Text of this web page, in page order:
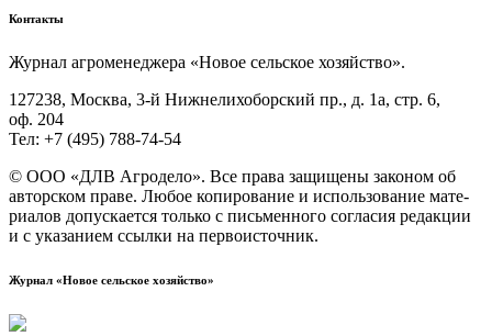
Контакты
Жур­нал агро­ме­не­дже­ра «Новое сель­ское хозяйство».
127238, Москва, 3‑й Ниж­не­ли­хо­бор­ский пр., д. 1а, стр. 6,
оф. 204
Тел: +7 (495) 788‑74‑54
© ООО «ДЛВ Агро­де­ло». Все пра­ва защи­ще­ны зако­ном об
автор­ском пра­ве. Любое копи­ро­ва­ние и исполь­зо­ва­ние мате­
ри­а­лов допус­ка­ет­ся толь­ко с пись­мен­но­го согла­сия редак­ции
и с ука­за­ни­ем ссыл­ки на первоисточник.
Журнал «Новое сельское хозяйство»